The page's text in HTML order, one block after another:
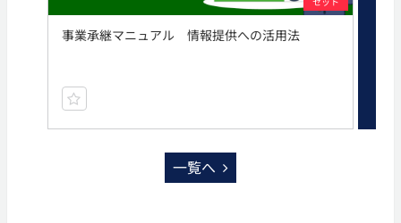
事業承継マニュアル 情報提供への活用法
一覧へ